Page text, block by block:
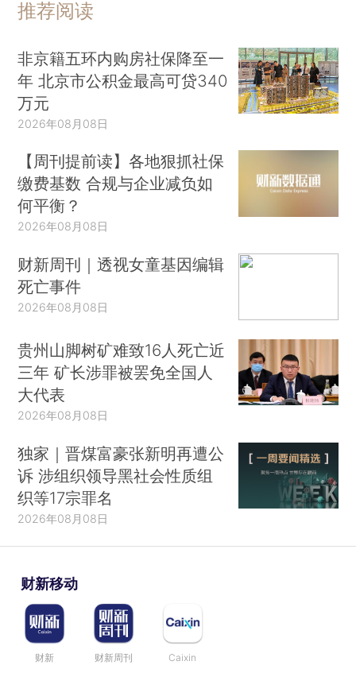
推荐阅读
非京籍五环内购房社保降至一
年 北京市公积金最高可贷340
万元
2026年08月08日
【周刊提前读】各地狠抓社保
缴费基数 合规与企业减负如
何平衡？
2026年08月08日
财新周刊｜透视女童基因编辑
死亡事件
2026年08月08日
贵州山脚树矿难致16人死亡近
三年 矿长涉罪被罢免全国人
大代表
2026年08月08日
独家｜晋煤富豪张新明再遭公
诉 涉组织领导黑社会性质组
织等17宗罪名
2026年08月08日
财新移动
财新 财新周刊 Caixin